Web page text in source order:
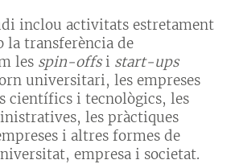
inclou activitats estretament
la transferència de
les spin-offsi start-ups
universitari, les empreses
científics i tecnològics, les
les pràctiques
i altres formes de
empresa i societat.